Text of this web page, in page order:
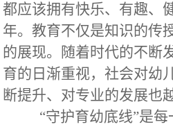
都应该拥有快乐、有趣、
年。教育不仅是知识的传
的展现。随着时代的不断
育的日渐重视，社会对幼
断提升、对专业的发展也
“守护育幼底线”是每